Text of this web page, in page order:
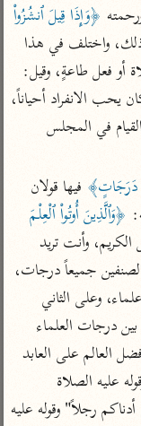
تفسير الجلالين
جامع البيان للإيجي
تفسير البيضاوي
تفسير النسفي
الوجيز للواحدي
آثار
موسوعة التفسير
المأثور
الدر المنثور
تفسير ابن أبي حاتم
تفسير مقاتل
تفسير قتادة
دَرَجَاتٍ﴾